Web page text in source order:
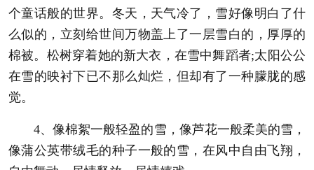
个童话般的世界。冬天，天气冷了，雪好像明白了什
么似的，立刻给世间万物盖上了一层雪白的，厚厚的
棉被。松树穿着她的新大衣，在雪中舞蹈者;太阳公公
在雪的映衬下已不那么灿烂，但却有了一种朦胧的感
觉。
4、像棉絮一般轻盈的雪，像芦花一般柔美的雪，
像蒲公英带绒毛的种子一般的雪，在风中自由飞翔，